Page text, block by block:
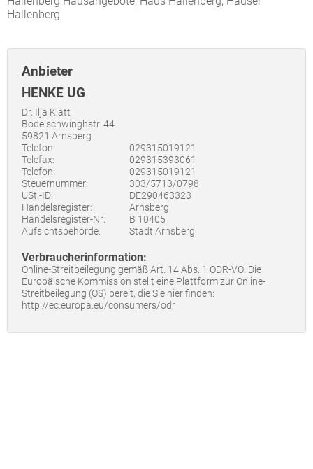
Hallenberg
Anbieter
HENKE UG
Dr. Ilja Klatt
Bodelschwinghstr. 44
59821 Arnsberg
Telefon:
029315019121
Telefax:
029315393061
Telefon:
029315019121
Steuernummer:
303/5713/0798
USt.-ID:
DE290463323
Handelsregister:
Arnsberg
Handelsregister-Nr:
B 10405
Aufsichtsbehörde:
Stadt Arnsberg
Verbraucherinformation:
Online-Streitbeilegung gemäß Art. 14 Abs. 1 ODR-VO: Die
Europäische Kommission stellt eine Plattform zur Online-
Streitbeilegung (OS) bereit, die Sie hier finden:
http://ec.europa.eu/consumers/odr